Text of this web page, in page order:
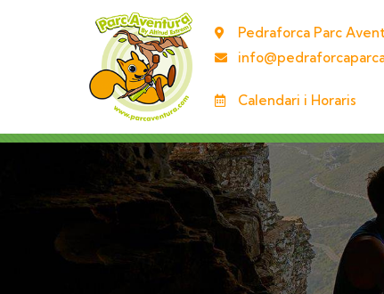
Pedraforca Parc
Calendari i Horaris